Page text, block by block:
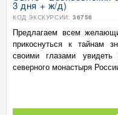
3 дня + ж/д)
КОД ЭКСКУРСИИ: 36756
Предлагаем всем
прикоснуться к тайнам
своими глазами
северного монастыря